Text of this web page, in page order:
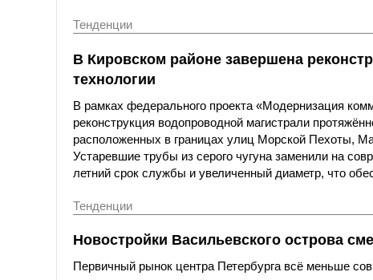
Тенденции
В Кировском районе завершена
технологии
В рамках федерального проекта «Модернизация
реконструкция водопроводной магистрали
расположенных в границах улиц Морской Пехоты,
Устаревшие трубы из серого чугуна заменили на
летний срок службы и увеличенный диаметр, что
Тенденции
Новостройки Васильевского острова
Первичный рынок центра Петербурга всё меньше